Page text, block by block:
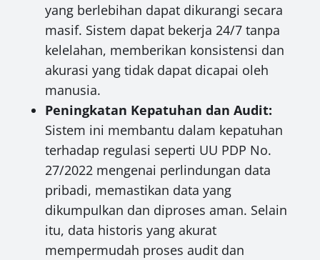
yang berlebihan dapat dikurangi secara
masif. Sistem dapat bekerja 24/7 tanpa
kelelahan, memberikan konsistensi dan
akurasi yang tidak dapat dicapai oleh
manusia.
Peningkatan Kepatuhan dan Audit:
Sistem ini membantu dalam kepatuhan
terhadap regulasi seperti UU PDP No.
27/2022 mengenai perlindungan data
pribadi, memastikan data yang
dikumpulkan dan diproses aman. Selain
itu, data historis yang akurat
mempermudah proses audit dan